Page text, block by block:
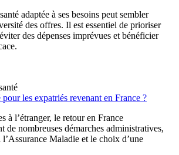
adaptée à ses besoins peut sembler
des offres. Il est essentiel de prioriser
des dépenses imprévues et bénéficier
les expatriés revenant en France ?
à l’étranger, le retour en France
de nombreuses démarches administratives,
Maladie et le choix d’une